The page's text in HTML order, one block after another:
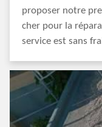
proposer notre
cher pour la
service est sans